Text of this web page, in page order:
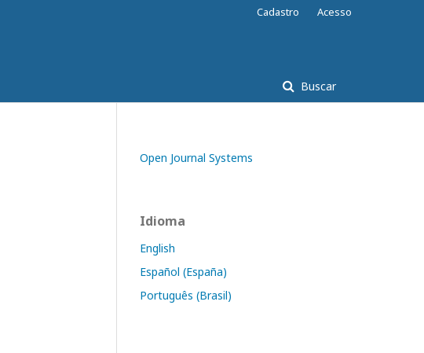
Buscar
Cadastro Acesso
Open Journal Systems
Idioma
English
Español (España)
Português (Brasil)